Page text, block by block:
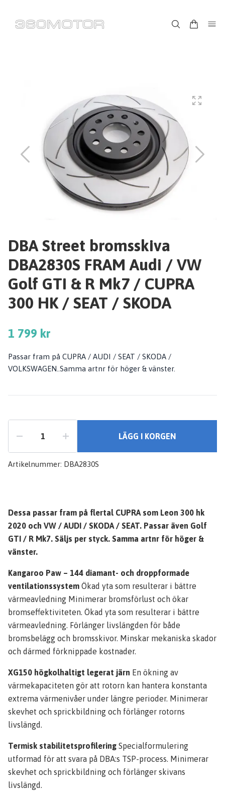
DBA Street bromsskiva
DBA2830S FRAM Audi / VW
Golf GTI & R Mk7 / CUPRA
300 HK / SEAT / SKODA
1 799 kr
Passar fram på CUPRA / AUDI / SEAT / SKODA /
VOLKSWAGEN..Samma artnr för höger & vänster.
LÄGG I KORGEN
Artikelnummer: DBA2830S
Dessa passar fram på flertal CUPRA som Leon 300 hk
2020 och VW / AUDI / SKODA / SEAT. Passar även Golf
GTI / R Mk7. Säljs per styck. Samma artnr för höger &
vänster.
Kangaroo Paw – 144 diamant- och droppformade
ventilationssystem Ökad yta som resulterar i bättre
värmeavledning Minimerar bromsförlust och ökar
bromseffektiviteten. Ökad yta som resulterar i bättre
värmeavledning. Förlänger livslängden för både
bromsbelägg och bromsskivor. Minskar mekaniska skador
och därmed förknippade kostnader.
XG150 högkolhaltigt legerat järn En ökning av
värmekapaciteten gör att rotorn kan hantera konstanta
extrema värmenivåer under längre perioder. Minimerar
skevhet och sprickbildning och förlänger rotorns
livslängd.
Termisk stabilitetsprofilering Specialformulering
utformad för att svara på DBA:s TSP-process. Minimerar
skevhet och sprickbildning och förlänger skivans
livslängd.